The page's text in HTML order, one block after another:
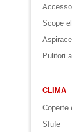
Scope
Pulitori
CLIMA
Coperte
Sfufe